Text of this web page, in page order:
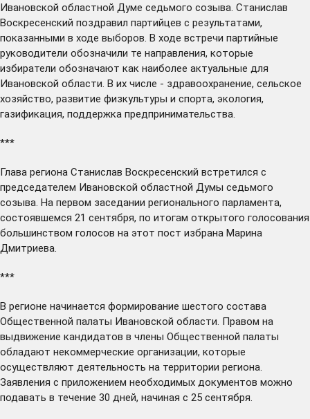
Ивановской областной Думе седьмого созыва. Станислав
Воскресенский поздравил партийцев с результатами,
показанными в ходе выборов. В ходе встречи партийные
руководители обозначили те направления, которые
избиратели обозначают как наиболее актуальные для
Ивановской области. В их числе - здравоохранение, сельское
хозяйство, развитие физкультуры и спорта, экология,
газификация, поддержка предпринимательства.
***
Глава региона Станислав Воскресенский встретился с
председателем Ивановской областной Думы седьмого
созыва. На первом заседании регионального парламента,
состоявшемся 21 сентября, по итогам открытого голосования
большинством голосов на этот пост избрана Марина
Дмитриева.
***
В регионе начинается формирование шестого состава
Общественной палаты Ивановской области. Правом на
выдвижение кандидатов в члены Общественной палаты
обладают некоммерческие организации, которые
осуществляют деятельность на территории региона.
Заявления с приложением необходимых документов можно
подавать в течение 30 дней, начиная с 25 сентября.